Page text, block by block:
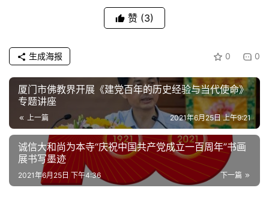
公
益
慈
善
佛
教
人
登录 注册
赞 (3)
0 0
生成海报
厦门市佛教界开展《建党百年的历史经验与当代使命》
专题讲座
上一篇 2021年6月25日 上午9:21
诚信大和尚为本寺“庆祝中国共产党成立一百周年”书画
展书写墨迹
下一篇
2021年6月25日 下午4:36